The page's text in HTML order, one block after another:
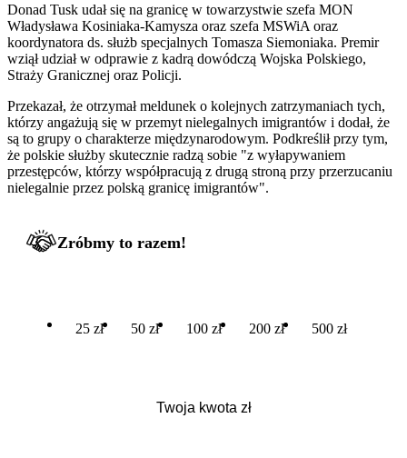
Donad Tusk udał się na granicę w towarzystwie szefa MON
Władysława Kosiniaka-Kamysza oraz szefa MSWiA oraz
koordynatora ds. służb specjalnych Tomasza Siemoniaka. Premir
wziął udział w odprawie z kadrą dowódczą Wojska Polskiego,
Straży Granicznej oraz Policji.
Przekazał, że otrzymał meldunek o kolejnych zatrzymaniach tych,
którzy angażują się w przemyt nielegalnych imigrantów i dodał, że
są to grupy o charakterze międzynarodowym. Podkreślił przy tym,
że polskie służby skutecznie radzą sobie "z wyłapywaniem
przestępców, którzy współpracują z drugą stroną przy przerzucaniu
nielegalnie przez polską granicę imigrantów".
Zróbmy to razem!
25 zł 50 zł 100 zł 200 zł 500 zł